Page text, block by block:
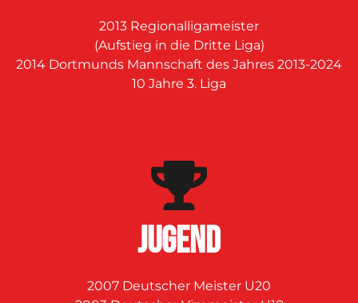
2013 Regionalligameister
(Aufstieg in die Dritte Liga)
2014 Dortmunds Mannschaft des Jahres 2013-2024
10 Jahre 3. Liga
JUGEND
2007 Deutscher Meister U20